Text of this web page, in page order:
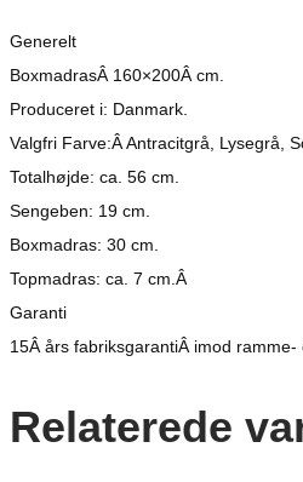
Generelt
BoxmadrasÂ 160×200Â cm.
Produceret i: Danmark.
Valgfri Farve:Â Antracitgrå, Lysegrå,
Totalhøjde: ca. 56 cm.
Sengeben: 19 cm.
Boxmadras: 30 cm.
Topmadras: ca. 7 cm.Â
Garanti
15Â års fabriksgarantiÂ imod ramme-
Relaterede